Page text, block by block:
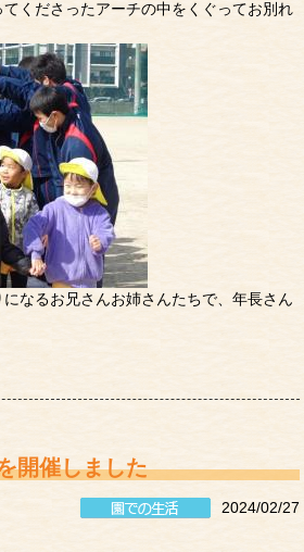
くださったアーチの中をくぐってお別れ
なるお兄さんお姉さんたちで、年長さん
開催しました
2024/02/27